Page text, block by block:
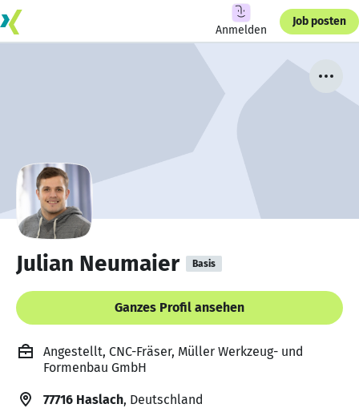
Anmelden
Job posten
Julian Neumaier Basis
Ganzes Profil ansehen
Angestellt, CNC-Fräser, Müller Werkzeug- und
Formenbau GmbH
77716 Haslach, Deutschland